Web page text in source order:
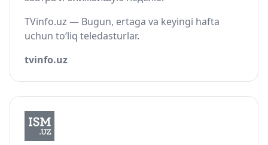
TVinfo.uz — Bugun, ertaga va keyingi hafta
uchun to‘liq teledasturlar.
tvinfo.uz